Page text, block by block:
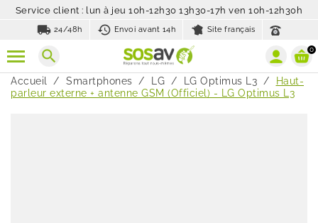
Service client : lun à jeu 10h-12h30 13h30-17h ven 10h-12h30h
local_shipping 24/48h history_toggle_off
Envoi avant 14h Site français
search 0
Accueil Smartphones LG LG Optimus L3
Haut-
parleur externe + antenne GSM (Officiel) - LG Optimus L3